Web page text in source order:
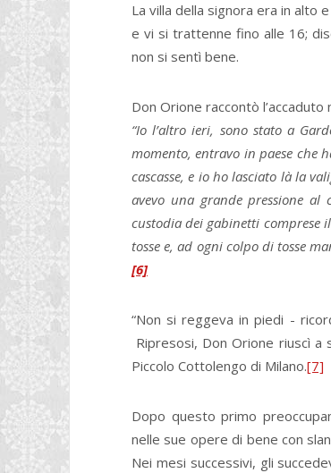
La villa della signora era in alto
e vi si trattenne fino alle 16;
non si sentì bene.
Don Orione raccontò l’accaduto
“Io l’altro ieri, sono stato a
momento, entravo in paese che
cascasse, e io ho lasciato là la
avevo una grande pressione
custodia dei gabinetti comprese
tosse e, ad ogni colpo di tosse
[6]
“Non si reggeva in piedi -
Ripresosi, Don Orione riuscì
Piccolo Cottolengo di Milano.[7]
Dopo questo primo
nelle sue opere di bene con
Nei mesi successivi, gli